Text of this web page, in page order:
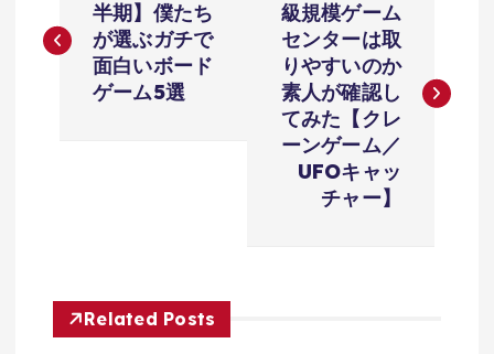
稿
シ
半期】僕たち
が選ぶガチで
面白いボード
ゲーム5選
級規模ゲーム
センターは取
りやすいのか
素人が確認し
てみた【クレ
ーンゲーム／
UFOキャッ
チャー】
Related Posts